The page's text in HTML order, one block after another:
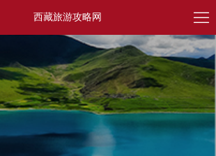

西藏旅游攻略网